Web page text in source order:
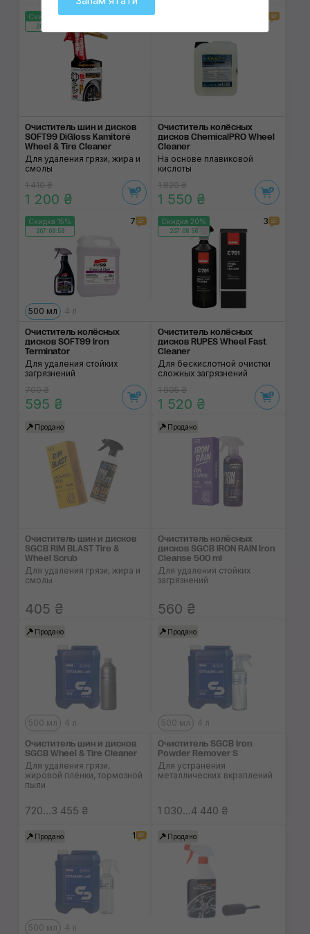
Скидка 15%
207:08:56
2
Очиститель шин и дисков
SOFT99 DiGloss Kamitoré
Wheel & Tire Cleaner
Для удаления грязи, жира и
смолы
1 410 ₴
1 200 ₴
Очиститель колёсных
дисков ChemicalPRO Wheel
Cleaner
На основе плавиковой
кислоты
1 820 ₴
1 550 ₴
Скидка 15%
207:08:56
7
500 мл 4 л
Очиститель колёсных
дисков SOFT99 Iron
Terminator
Для удаления стойких
загрязнений
700 ₴
595 ₴
Скидка 20%
207:08:56
3
Очиститель колёсных
дисков RUPES Wheel Fast
Cleaner
Для бескислотной очистки
сложных загрязнений
1 905 ₴
1 520 ₴
Продано
Очиститель шин и дисков
SGCB RIM BLAST Tire &
Wheel Scrub
Для удаления грязи, жира и
смолы
405 ₴
Продано
Очиститель колёсных
дисков SGCB IRON RAIN Iron
Cleanse 500 ml
Для удаления стойких
загрязнений
560 ₴
Продано
500 мл 4 л
Очиститель шин и дисков
SGCB Wheel & Tire Cleaner
Для удаления грязи,
жировой плёнки, тормозной
пыли
720...3 455 ₴
Продано
500 мл 4 л
Очиститель SGCB Iron
Powder Remover S
Для устранения
металлических вкраплений
1 030...4 440 ₴
Продано 1
500 мл 4 л
Продано